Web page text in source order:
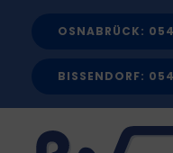
OSNABRÜCK:
BISSENDORF: